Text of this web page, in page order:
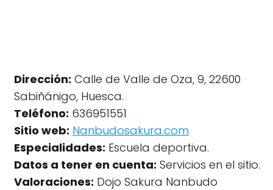
Dirección: Calle de Valle de Oza, 9, 22600
Sabiñánigo, Huesca.
Teléfono: 636951551
Sitio web: Nanbudosakura.com
Especialidades: Escuela deportiva.
Datos a tener en cuenta: Servicios en el sitio.
Valoraciones: Dojo Sakura Nanbudo